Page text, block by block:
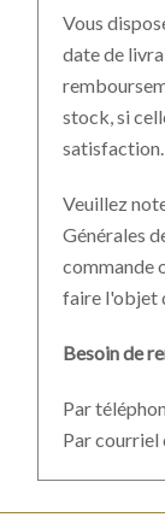
Vous
date de
stock, si
satisfaction.
Veuillez
Générales
commande
faire l'objet
Besoin de
Par
Par